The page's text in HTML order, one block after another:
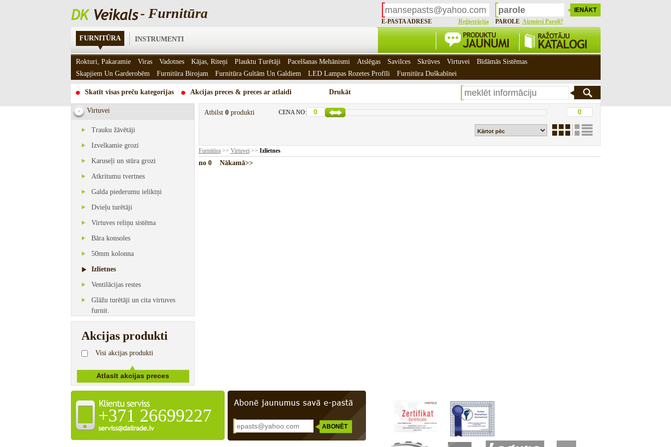
- Furnitūra
E-PASTA ADRESE Reģistrācija PAROLE Aizmirsi Paroli?
FURNITŪRA INSTRUMENTI
Skatīt visas preču kategorijas Akcijas preces & preces ar atlaidi Drukāt
Virtuvei
Trauku žāvētāji
Izvelkamie grozi
Karuseļi un stūra grozi
Atkritumu tvertnes
Galda piederumu ieliktņi
Dvieļu turētāji
Virtuves reliņu sistēma
Bāra konsoles
50mm kolonna
Izlietnes
Ventilācijas restes
Glāžu turētāji un cita virtuves
furnit.
Akcijas produkti
Visi akcijas produkti
Atbilst 0produkti CENA NO:
Furnitūra>> Virtuvei>> Izlietnes
no 0Nākamā>>
+371 26699227
Rokturi, Pakaramie Viras Vadotnes Kājas, Riteņi Plauktu Turētāji Pacelšanas Mehānismi Atslēgas Savilces Skrūves Virtuvei
Bīdāmās Sistēmas
Skapjiem Un Garderobēm
Furnitūra Birojam Furnitūra Gultām Un Galdiem LED Lampas Rozetes Profīli Furnitūra Duškabīnei